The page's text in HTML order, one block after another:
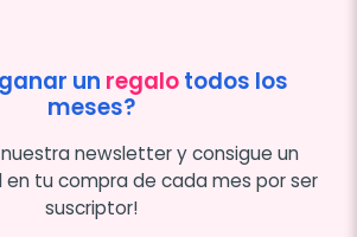
un regalotodos los
meses?
newsletter y consigue un
en tu compra de cada mes por ser
suscriptor!